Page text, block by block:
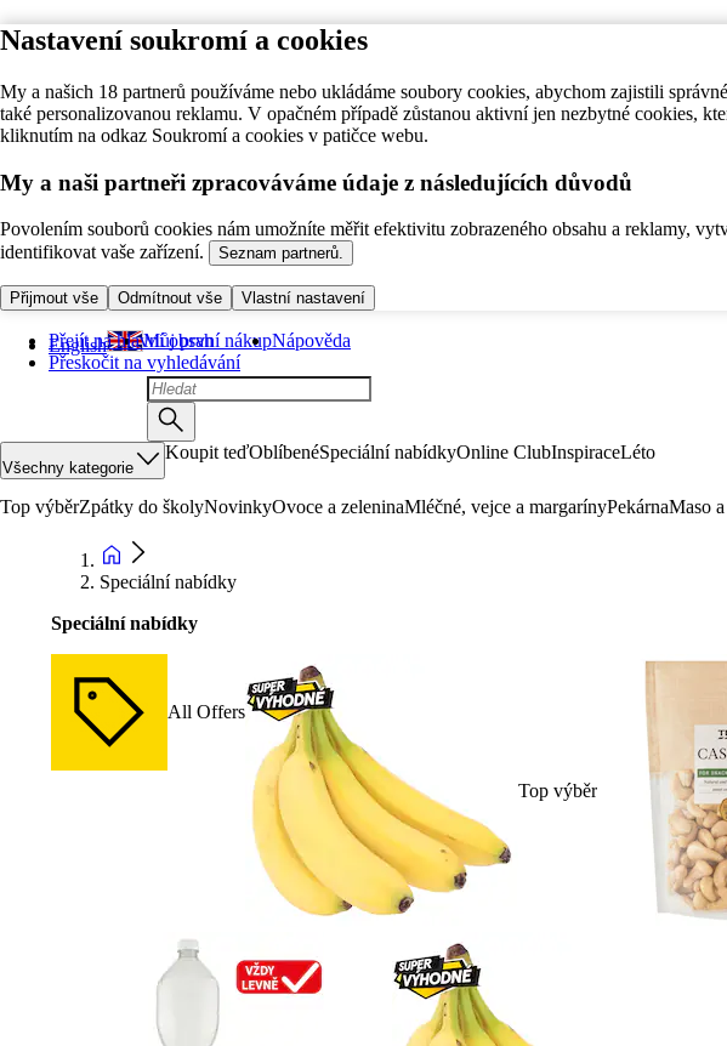
Nastavení soukromí a cookies
My a našich 18 partnerů používáme nebo ukládáme soubory cookies, abychom zajistili
také personalizovanou reklamu. V opačném případě zůstanou aktivní jen nezbytné cookies,
kliknutím na odkaz Soukromí a cookies v patičce webu.
My a naši partneři zpracováváme údaje z následujících důvodů
Povolením souborů cookies nám umožníte měřit efektivitu zobrazeného obsahu a reklamy,
identifikovat vaše zařízení.
Seznam partnerů.
Přijmout vše Odmítnout vše Vlastní nastavení
Přejít na hlavní obsah
Přeskočit na vyhledávání
English Můj první nákupNápověda
Všechny kategorie
Koupit teďOblíbenéSpeciální nabídkyOnline ClubInspiraceLéto
Top výběrZpátky do školyNovinkyOvoce a zeleninaMléčné, vejce a margarínyPekárnaMaso
Speciální nabídky
Speciální nabídky
All Offers
Top výběr